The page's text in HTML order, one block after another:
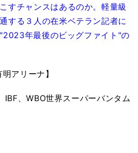
すチャンスはあるのか。軽量級
する３人の在米ベテラン記者に
年最後のビッグファイト"の
アリーナ】
IBF、WBO世界スーパーバンタム